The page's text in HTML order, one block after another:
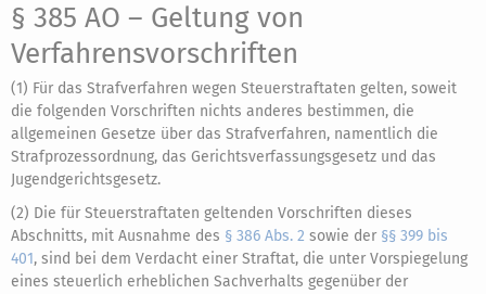
§ 385 AO – Geltung von
Verfahrensvorschriften
(1) Für das Strafverfahren wegen Steuerstraftaten gelten, soweit
die folgenden Vorschriften nichts anderes bestimmen, die
allgemeinen Gesetze über das Strafverfahren, namentlich die
Strafprozessordnung, das Gerichtsverfassungsgesetz und das
Jugendgerichtsgesetz.
(2) Die für Steuerstraftaten geltenden Vorschriften dieses
Abschnitts, mit Ausnahme des § 386 Abs. 2 sowie der §§ 399 bis
401, sind bei dem Verdacht einer Straftat, die unter Vorspiegelung
eines steuerlich erheblichen Sachverhalts gegenüber der